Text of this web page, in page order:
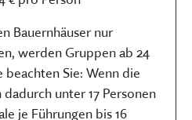
Bauernhäuser nur
werden Gruppen ab 24
Sie: Wenn die
unter 17 Personen
je Führungen bis 16